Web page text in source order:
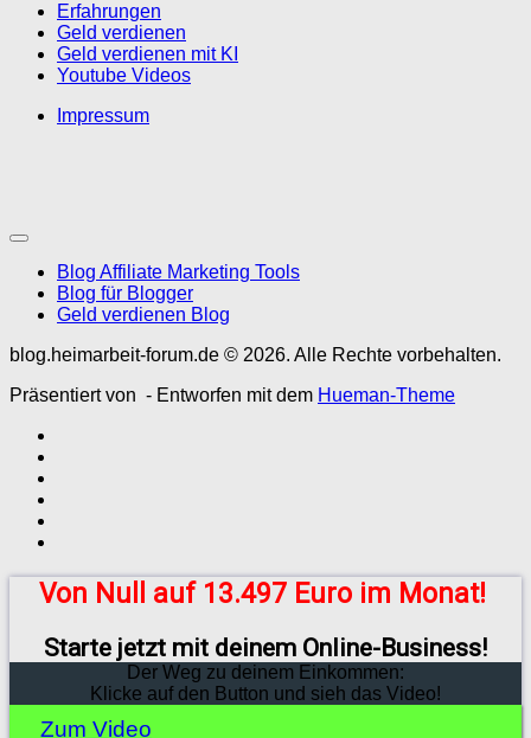
Erfahrungen
Geld verdienen
Geld verdienen mit KI
Youtube Videos
Impressum
Blog Affiliate Marketing Tools
Blog für Blogger
Geld verdienen Blog
blog.heimarbeit-forum.de © 2026. Alle Rechte vorbehalten.
Präsentiert von - Entworfen mit dem Hueman-Theme
Von Null auf 13.497 Euro im Monat!
Starte jetzt mit deinem Online-Business!
Der Weg zu deinem Einkommen:
Klicke auf den Button und sieh das Video!
Zum Video